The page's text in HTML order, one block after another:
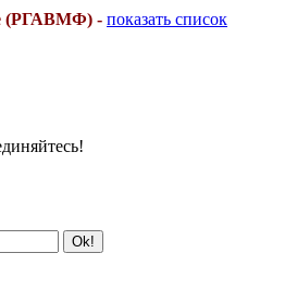
(РГАВМФ) - показать список